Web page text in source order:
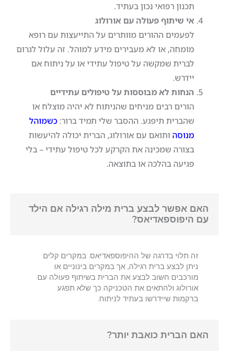
תכנון רפואי נכון בעתיד.
אי שיתוף פעולה עם אורולוג
לפעמים ההורים מוותרים על התייעצות עם רופא
מומחה, או לא מעבירים מידע למוהל. זה עלול לגרום
לברית שמקשה על טיפול עתידי או על ניתוח אם
יידרש.
הנחות לא מבוססות על טיפולים עתידיים
הורים רבים מניחים שהניתוח לא יהיה מוצלח או
שהברית תיפגע. ההסבר שלי תמיד ברור: כשמוהל
מנוסה ותואם עם אורולוג, הברית יכולה להיעשות
בצורה שמכינה את הקרקע לכל טיפול עתידי – בלי
פגיעה בהלכה או בתוצאה.
האם אפשר לבצע ברית מילה רגילה אם הילד
עם היפוספאדיאס?
זה תלוי בדרגה של ההיפוספאדיאס. במקרים קלים
ניתן לבצע ברית רגילה, אך במקרים בינוניים או
מורכבים חשוב לבצע את הברית בשיתוף פעולה עם
אורולוג ולהתאים את הטכניקה כך שלא תפגע
ברקמות שיידרשו בעתיד לניתוח.
האם הברית כואבת יותר?